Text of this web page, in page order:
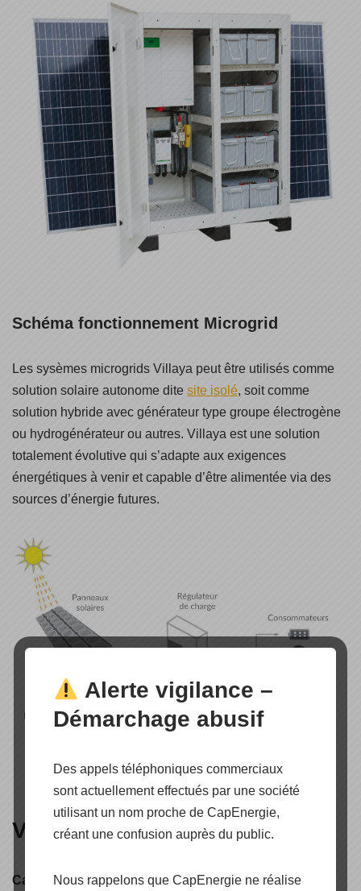
Schéma fonctionnement Microgrid
Les sysèmes microgrids Villaya peut être utilisés comme
solution solaire autonome dite site isolé, soit comme
solution hybride avec générateur type groupe électrogène
ou hydrogénérateur ou autres. Villaya est une solution
totalement évolutive qui s’adapte aux exigences
énergétiques à venir et capable d’être alimentée via des
sources d’énergie futures.
Villaya Microgrid
Caractéristiques :
Alerte vigilance –
Démarchage abusif
Des appels téléphoniques commerciaux
sont actuellement effectués par une société
utilisant un nom proche de CapEnergie,
créant une confusion auprès du public.
Nous rappelons que CapEnergie ne réalise